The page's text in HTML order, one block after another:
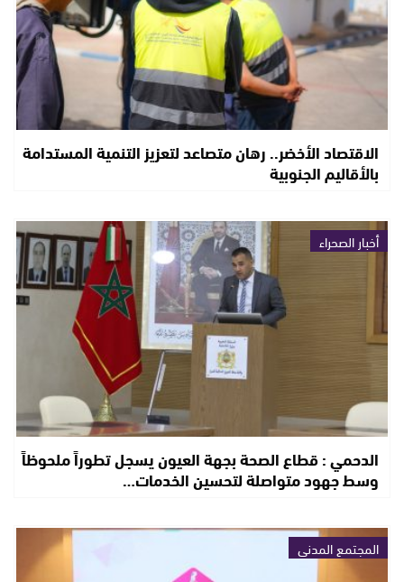
الاقتصاد الأخضر.. رهان متصاعد لتعزيز التنمية المستدامة
بالأقاليم الجنوبية
أخبار الصحراء
الدحمي : قطاع الصحة بجهة العيون يسجل تطوراً ملحوظاً
وسط جهود متواصلة لتحسين الخدمات…
المجتمع المدني